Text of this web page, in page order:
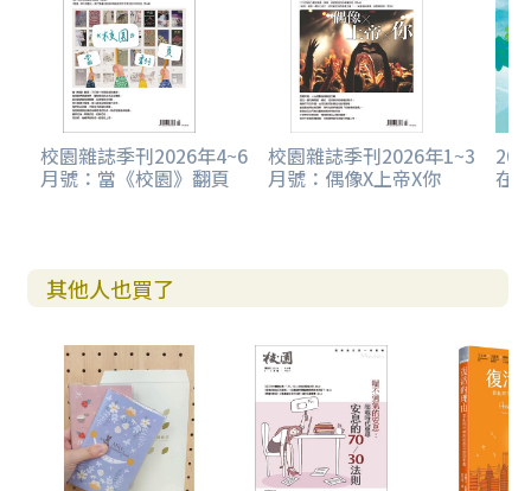
校園雜誌季刊2026年4~6
月號：當《校園》翻頁
校園雜誌季刊2026年1~3
月號：偶像X上帝X你 在
其他人也買了